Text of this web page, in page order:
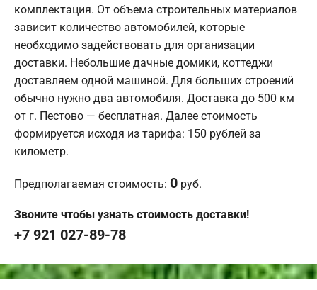
комплектация. От объема строительных материалов
зависит количество автомобилей, которые
необходимо задействовать для организации
доставки. Небольшие дачные домики, коттеджи
доставляем одной машиной. Для больших строений
обычно нужно два автомобиля. Доставка до 500 км
от г. Пестово — бесплатная. Далее стоимость
формируется исходя из тарифа: 150 рублей за
километр.
Предполагаемая стоимость: 0 руб.
Звоните чтобы узнать стоимость доставки!
+7 921 027-89-78